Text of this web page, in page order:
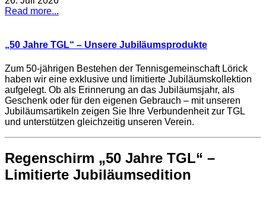
Read more...
„50 Jahre TGL“ – Unsere Jubiläumsprodukte
Zum 50-jährigen Bestehen der Tennisgemeinschaft Lörick
haben wir eine exklusive und limitierte Jubiläumskollektion
aufgelegt. Ob als Erinnerung an das Jubiläumsjahr, als
Geschenk oder für den eigenen Gebrauch – mit unseren
Jubiläumsartikeln zeigen Sie Ihre Verbundenheit zur TGL
und unterstützen gleichzeitig unseren Verein.
Regenschirm „50 Jahre TGL“ –
Limitierte Jubiläumsedition